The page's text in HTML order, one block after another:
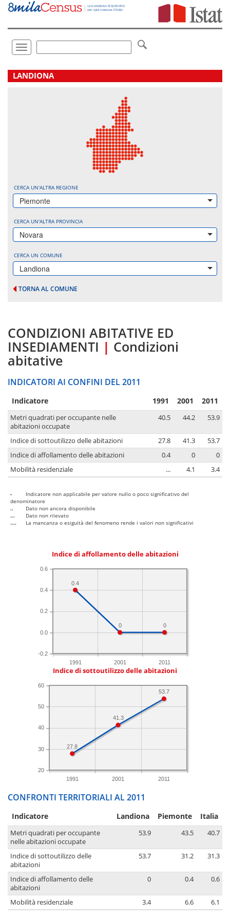
Vai
direttamente
Toggle
navigation
LANDIONA
CERCA UN'ALTRA REGIONE
Piemonte
CERCA UN'ALTRA PROVINCIA
Novara
CERCA UN COMUNE
Landiona
TORNA AL COMUNE
CONDIZIONI ABITATIVE ED
INSEDIAMENTI | Condizioni
abitative
INDICATORI AI CONFINI DEL 2011
Indicatore 1991 2001 2011
Metri quadrati per occupante nelle
abitazioni occupate
40.5 44.2 53.9
Indice di sottoutilizzo delle abitazioni 27.8 41.3
53.7
Indice di affollamento delle abitazioni
0.4 0
0
Mobilità residenziale
... 4.1 3.4
-
Indicatore non applicabile per valore nullo o poco significativo del
denominatore
..
Dato non ancora disponibile
...
Dato non rilevato
....
La mancanza o esiguità del fenomeno rende i valori non significativi
Indice di affollamento delle abitazioni
1991 2001 2011
-0.2
0.0
0.2
0.4
0.6
0
0
0.4
Indice di sottoutilizzo delle abitazioni
1991 2001 2011
20
30
40
50
60
53.7
41.3
27.8
CONFRONTI TERRITORIALI AL 2011
Indicatore Landiona Piemonte Italia
Metri quadrati per occupante
nelle abitazioni occupate
53.9 43.5 40.7
Indice di sottoutilizzo delle
abitazioni
53.7 31.2 31.3
Indice di affollamento delle
abitazioni
0 0.4 0.6
Mobilità residenziale 3.4 6.6 6.1